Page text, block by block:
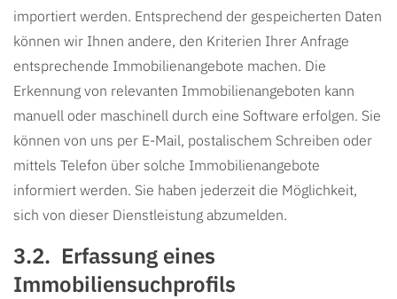
importiert werden. Entsprechend der gespeicherten Daten
können wir Ihnen andere, den Kriterien Ihrer Anfrage
entsprechende Immobilienangebote machen. Die
Erkennung von relevanten Immobilienangeboten kann
manuell oder maschinell durch eine Software erfolgen. Sie
können von uns per E-Mail, postalischem Schreiben oder
mittels Telefon über solche Immobilienangebote
informiert werden. Sie haben jederzeit die Möglichkeit,
sich von dieser Dienstleistung abzumelden.
Erfassung eines
Immobiliensuchprofils